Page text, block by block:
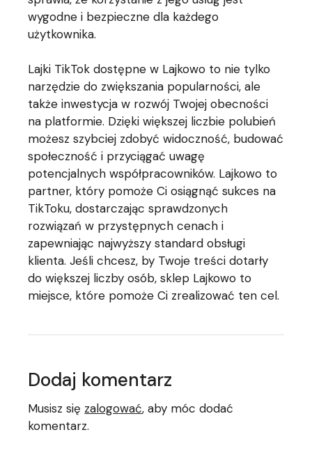
wygodne i bezpieczne dla każdego
użytkownika.
Lajki TikTok dostępne w Lajkowo to nie tylko
narzędzie do zwiększania popularności, ale
także inwestycja w rozwój Twojej obecności
na platformie. Dzięki większej liczbie polubień
możesz szybciej zdobyć widoczność, budować
społeczność i przyciągać uwagę
potencjalnych współpracowników. Lajkowo to
partner, który pomoże Ci osiągnąć sukces na
TikToku, dostarczając sprawdzonych
rozwiązań w przystępnych cenach i
zapewniając najwyższy standard obsługi
klienta. Jeśli chcesz, by Twoje treści dotarły
do większej liczby osób, sklep Lajkowo to
miejsce, które pomoże Ci zrealizować ten cel.
Dodaj komentarz
Musisz się zalogować, aby móc dodać
komentarz.